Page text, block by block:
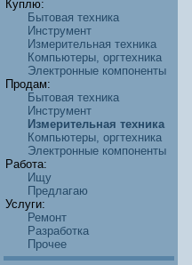
Куплю:
Бытовая техника
Инструмент
Измерительная техника
Компьютеры, оргтехника
Электронные компоненты
Продам:
Бытовая техника
Инструмент
Измерительная техника
Компьютеры, оргтехника
Электронные компоненты
Работа:
Ищу
Предлагаю
Услуги:
Ремонт
Разработка
Прочее